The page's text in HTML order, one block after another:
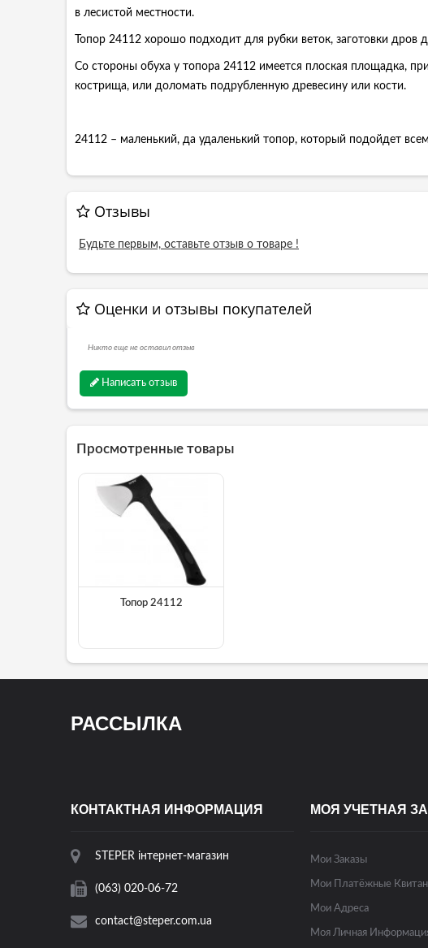
в лесистой местности.
Топор 24112 хорошо подходит для рубки веток, заготовки дров
Со стороны обуха у топора 24112 имеется плоская площадка,
кострища, или доломать подрубленную древесину или кости.
24112 – маленький, да удаленький топор, который подойдет
Отзывы
Будьте первым, оставьте отзыв о товаре !
Оценки и отзывы покупателей
Никто еще не оставил отзыв
Написать отзыв
Просмотренные товары
Топор 24112
РАССЫЛКА
КОНТАКТНАЯ ИНФОРМАЦИЯ
STEPER інтернет-магазин
(063) 020-06-72
contact@steper.com.ua
МОЯ УЧЕТНАЯ
Мои Заказы
Мои Платёжные
Мои Адреса
Моя Личная